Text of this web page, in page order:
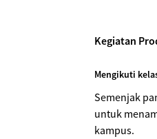
Kegiatan
Mengikuti
Semenjak
untuk
kampus.